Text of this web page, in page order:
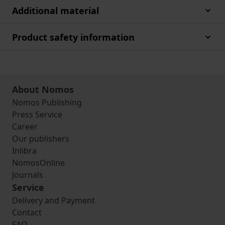
Additional material
Product safety information
About Nomos
Nomos Publishing
Press Service
Career
Our publishers
Inlibra
NomosOnline
Journals
Service
Delivery and Payment
Contact